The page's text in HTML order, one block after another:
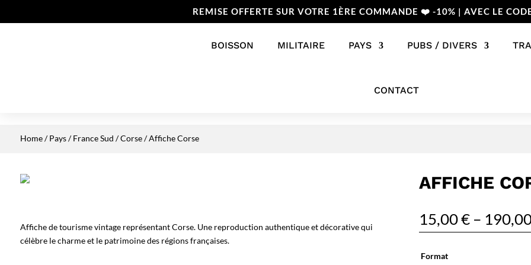
REMISE OFFERTE SUR VOTRE 1ÈRE COMMANDE ❤️ -10% | AVEC LE
BOISSON MILITAIRE PAYS PUBS / DIVERS
CONTACT
Home/Pays/France Sud /Corse/ Affiche Corse
Affiche de tourisme vintage représentant Corse. Une reproduction authentique et décorative qui
célèbre le charme et le patrimoine des régions françaises.
AFFICHE
15,00€ –
Format